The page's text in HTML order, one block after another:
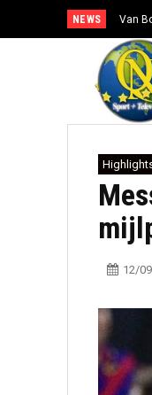
NEWS Van
12/